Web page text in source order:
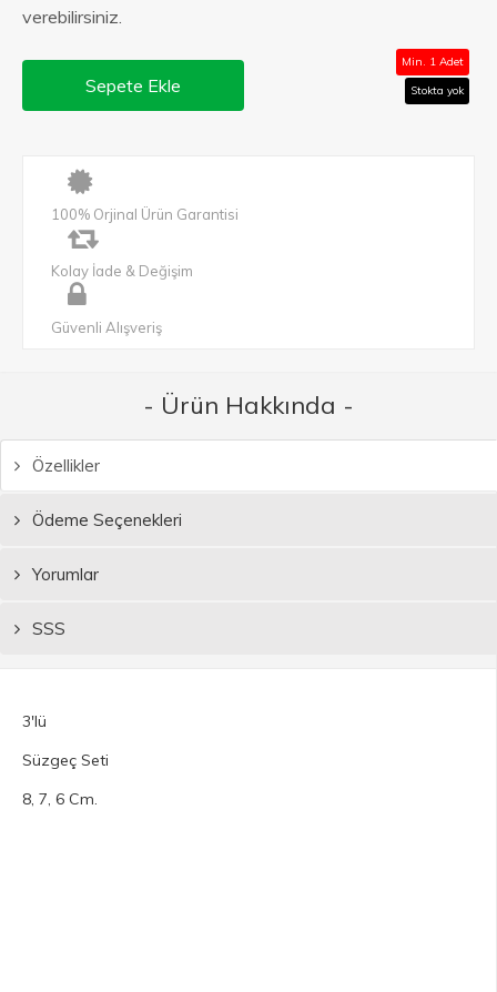
verebilirsiniz.
Sepete Ekle
Min. 1 Adet
Stokta yok
100% Orjinal Ürün Garantisi
Kolay İade & Değişim
Güvenli Alışveriş
- Ürün Hakkında -
Özellikler
Ödeme Seçenekleri
Yorumlar
SSS
3'lü
Süzgeç Seti
8, 7, 6 Cm.